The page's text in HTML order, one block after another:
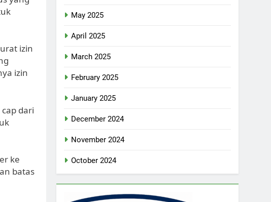
izin
izin
dari
ke
batas
May 2025
April 2025
March 2025
February 2025
January 2025
December 2024
November 2024
October 2024